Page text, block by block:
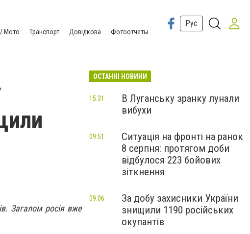
Мото Транспорт Довідкова Фотоотчеты
Рус
Загалом росія вже
ОСТАННІ НОВИНИ
В Луганську зранку лунали
вибухи
15:31
Ситуація на фронті на ранок
8 серпня: протягом доби
відбулося 223 бойових
зіткнення
09:51
За добу захисники України
знищили 1190 російських
окупантів
09:06